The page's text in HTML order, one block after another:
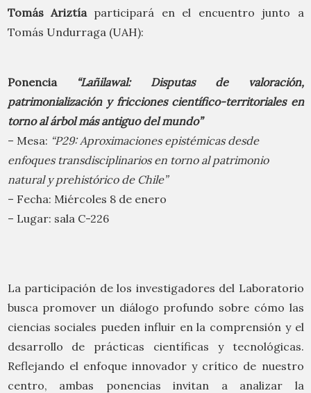
Tomás Ariztíaparticipará en el encuentro junto a
Tomás Undurraga (UAH):
Ponencia
“Lañilawal: Disputas de valoración,
patrimonialización y fricciones científico-territoriales en
torno al árbol más antiguo del mundo”
– Mesa: “P29: Aproximaciones epistémicas desde
enfoques transdisciplinarios en torno al patrimonio
natural y prehistórico de Chile”
– Fecha: Miércoles 8 de enero
– Lugar: sala C-226
La participación de los investigadores del Laboratorio
busca promover un diálogo profundo sobre cómo las
ciencias sociales pueden influir en la comprensión y el
desarrollo de prácticas científicas y tecnológicas.
Reflejando el enfoque innovador y crítico de nuestro
centro, ambas ponencias invitan a analizar la